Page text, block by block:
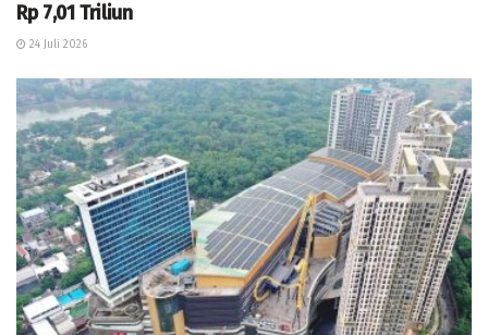
Rp 7,01 Triliun
24 Juli 2026